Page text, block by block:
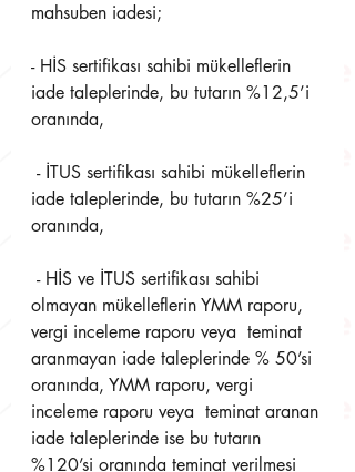
mahsuben iadesi;
- HİS sertifikası sahibi mükelleflerin
iade taleplerinde, bu tutarın %12,5’i
oranında,
iade taleplerinde, bu tutarın %25’i
oranında,
olmayan mükelleflerin YMM raporu,
vergi inceleme raporu veya  teminat
aranmayan iade taleplerinde % 50’si
oranında, YMM raporu, vergi
inceleme raporu veya  teminat aranan
iade taleplerinde ise bu tutarın
%120’si oranında teminat verilmesi